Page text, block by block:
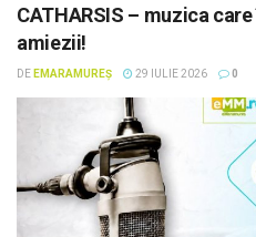
CATHARSIS – muzica
amiezii!
DE EMARAMUREȘ 29 IULIE 2026 0